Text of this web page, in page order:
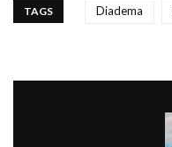
TAGS Diadema